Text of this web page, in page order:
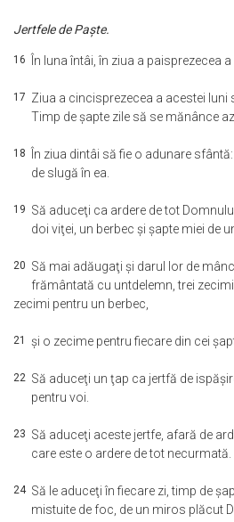
Jertfele de Paşte.
16 În luna întâi, în ziua a paisprezecea
17 Ziua a cincisprezecea a acestei luni
Timp de şapte zile să se mănânce
18
În ziua dintâi să fie o adunare
de slugă în ea.
19 Să aduceţi ca ardere de tot
doi viţei, un berbec şi şapte miei de
20 Să mai adăugaţi şi darul lor de
frământată cu untdelemn, trei
zecimi pentru un berbec,
21 şi o zecime pentru fiecare din cei
22 Să aduceţi un ţap ca jertfă de
pentru voi.
23 Să aduceţi aceste jertfe, afară de
care este o ardere de tot necurmată.
24 Să le aduceţi în fiecare zi, timp de
mistuite de foc, de un miros plăcut